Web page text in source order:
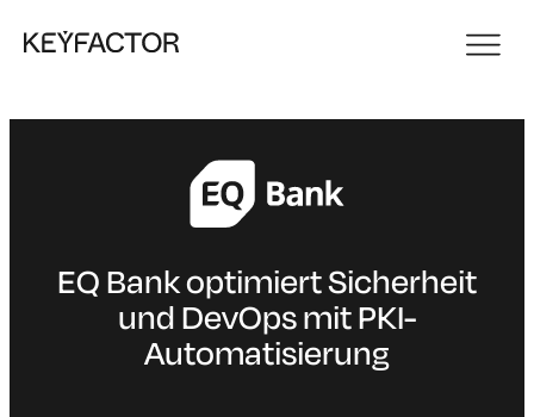
EQ Bank optimiert Sicherheit
und DevOps mit PKI-
Automatisierung